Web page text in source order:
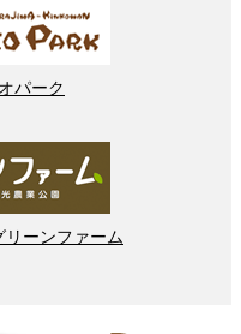
パーク
リーンファーム